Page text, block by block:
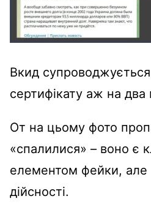
Вкид
сертифікату аж на два
От на цьому фото
«спалилися» – воно є
елементом фейки, але
дійсності.